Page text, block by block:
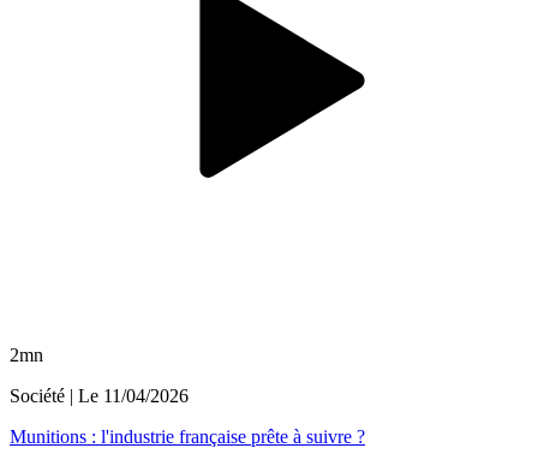
2mn
Société | Le 11/04/2026
Munitions : l'industrie française prête à suivre ?